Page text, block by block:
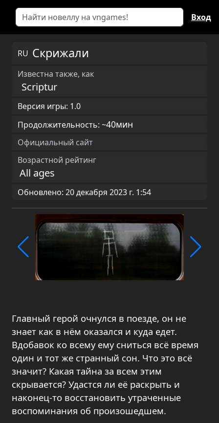
Вход
RU Скрижали
Известна также, как
Scriptur
Версия игры: 1.0
Продолжительность: ~40мин
Официальный сайт
Возрастной рейтинг
All ages
Обновлено: 20 декабря 2023 г. 1:54
Главный герой очнулся в поезде, он не
знает как в нём оказался и куда едет.
Вдобавок ко всему ему сниться всё время
один и тот же странный сон. Что это всё
значит? Какая тайна за всем этим
скрывается? Удастся ли её раскрыть и
наконец-то восстановить утраченные
воспоминания об произошедшем.